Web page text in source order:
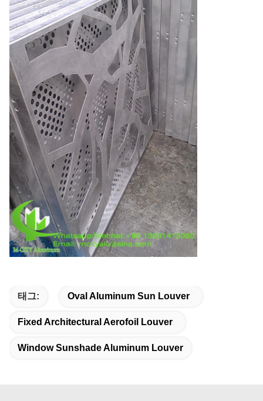
태그: Oval Aluminum Sun Louver
Fixed Architectural Aerofoil Louver
Window Sunshade Aluminum Louver